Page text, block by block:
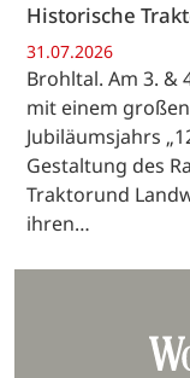
Historische
31.07.2026
Brohltal. Am 3. &
mit einem
Jubiläumsjahrs
Gestaltung des
Traktorund
ihren…